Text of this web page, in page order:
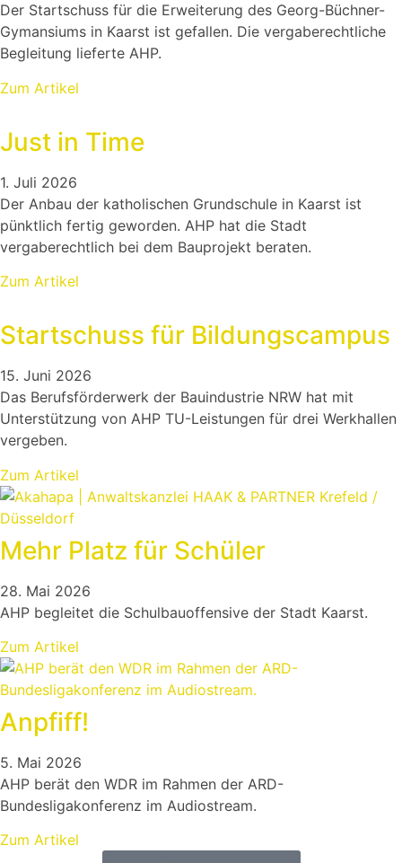
Der Startschuss für die Erweiterung des Georg-Büchner-
Gymansiums in Kaarst ist gefallen. Die vergaberechtliche
Begleitung lieferte AHP.
Zum Artikel
Just in Time
1. Juli 2026
Der Anbau der katholischen Grundschule in Kaarst ist
pünktlich fertig geworden. AHP hat die Stadt
vergaberechtlich bei dem Bauprojekt beraten.
Zum Artikel
Startschuss für Bildungscampus
15. Juni 2026
Das Berufsförderwerk der Bauindustrie NRW hat mit
Unterstützung von AHP TU-Leistungen für drei Werkhallen
vergeben.
Zum Artikel
Mehr Platz für Schüler
28. Mai 2026
AHP begleitet die Schulbauoffensive der Stadt Kaarst.
Zum Artikel
Anpfiff!
5. Mai 2026
AHP berät den WDR im Rahmen der ARD-
Bundesligakonferenz im Audiostream.
Zum Artikel